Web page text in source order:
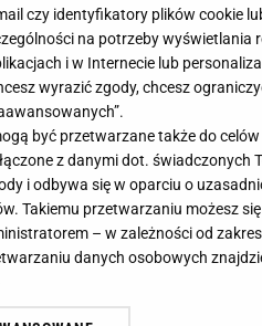
czy identyfikatory plików cookie
na potrzeby
i w Internecie lub
wyrazić zgody, chcesz
być przetwarzane także do
z danymi dot. świadczonych
i odbywa się w oparciu o
Takiemu przetwarzaniu możesz
– w zależności od
danych osobowych